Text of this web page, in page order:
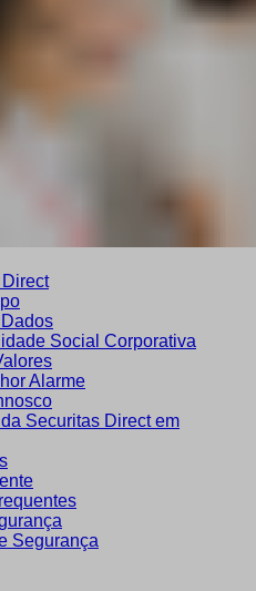
Social Corporativa
Alarme
Securitas Direct em
Segurança